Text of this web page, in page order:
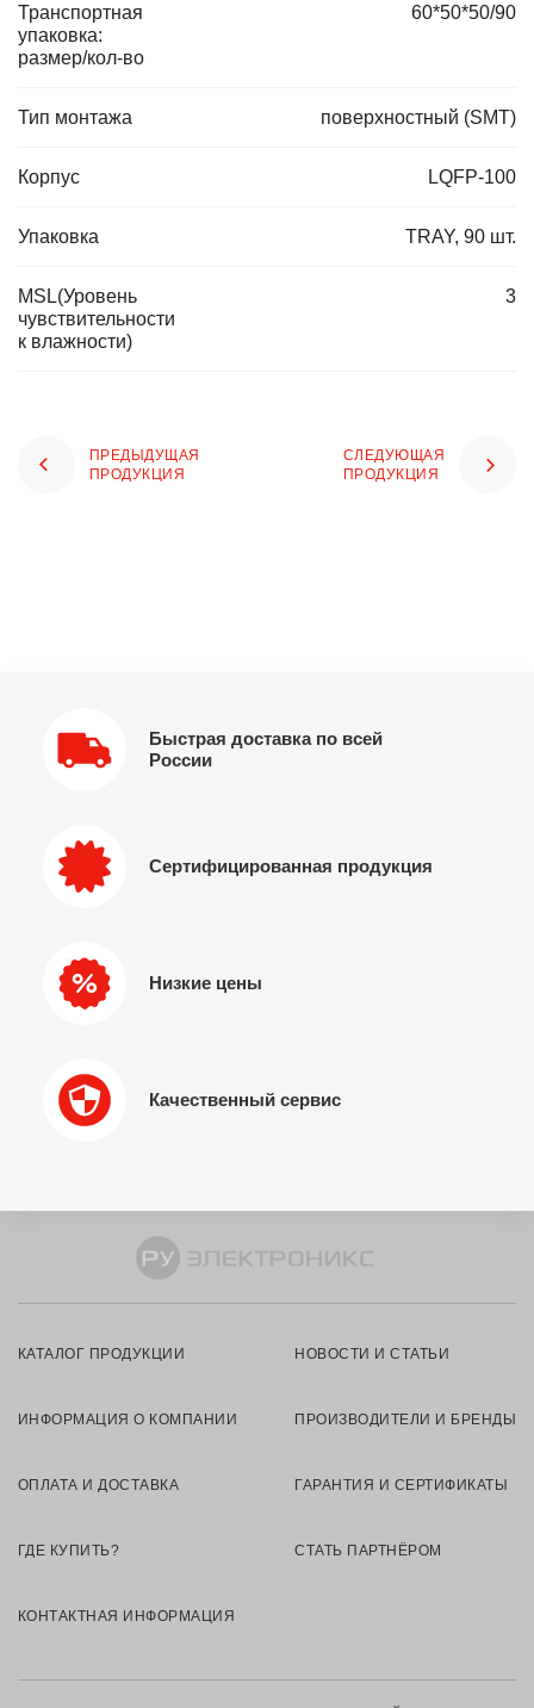
Транспортная
упаковка:
размер/кол-во
60*50*50/90
Тип монтажа поверхностный (SMT)
Корпус LQFP-100
Упаковка TRAY, 90 шт.
MSL(Уровень
чувствительности
к влажности)
3
ПРЕДЫДУЩАЯ
ПРОДУКЦИЯ
СЛЕДУЮЩАЯ
ПРОДУКЦИЯ
Быстрая доставка по всей
России
Сертифицированная продукция
Низкие цены
Качественный сервис
КАТАЛОГ ПРОДУКЦИИ НОВОСТИ И СТАТЬИ
ИНФОРМАЦИЯ О КОМПАНИИ ПРОИЗВОДИТЕЛИ И БРЕНДЫ
ОПЛАТА И ДОСТАВКА ГАРАНТИЯ И СЕРТИФИКАТЫ
ГДЕ КУПИТЬ? СТАТЬ ПАРТНЁРОМ
КОНТАКТНАЯ ИНФОРМАЦИЯ